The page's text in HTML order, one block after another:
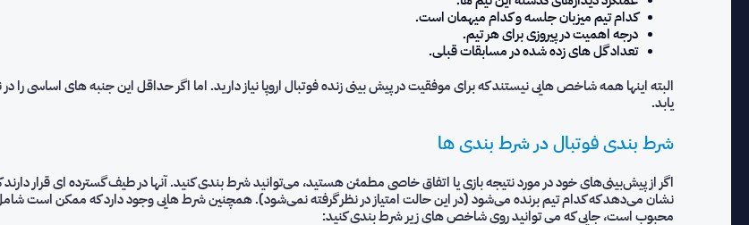
کدام تیم میزبان جلسه و کدام میهمان است.
درجه اهمیت در پیروزی برای هر تیم.
تعداد گل های زده شده در مسابقات قبلی.
البته اینها همه شاخص هایی نیستند که برای موفقیت در پیش بینی زنده فوتبال اروپا نیاز دارید. اما اگر حداقل این جنبه های
یابد.
شرط بندی فوتبال در شرط بندی ها
اگر از پیش‌بینی‌های خود در مورد نتیجه بازی یا اتفاق خاصی مطمئن هستید، می‌توانید شرط بندی کنید. آنها در طیف گسترده ای قرار
نشان می‌دهد که کدام تیم برنده می‌شود (در این حالت امتیاز در نظر گرفته نمی‌شود). همچنین شرط هایی وجود دارد که ممکن است شامل
محبوب است، جایی که می توانید روی شاخص های زیر شرط بندی کنید: